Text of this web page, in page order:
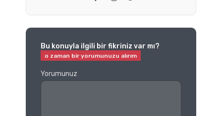
Bu konuyla ilgili bir fikriniz var mı?
Yorumunuz